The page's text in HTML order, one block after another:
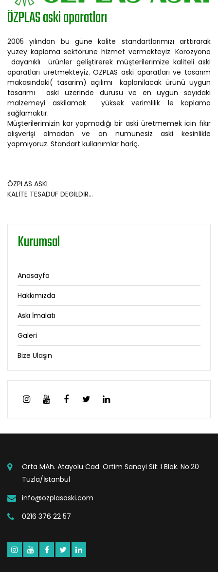
ÖZPLAS aski aparatları
2005 yılından bu güne kalite standartlarımızı arttırarak
yüzey kaplama sektörüne hizmet vermekteyiz. Korozyona
dayanıklı ürünler geliştirerek müşterilerimize kaliteli aski
aparatları uretmekteyiz. ÖZPLAS aski aparatları ve tasarım
makasındaki( tasarim) açılımı kaplanilacak ürünü uygun
tasarımı aski üzerinde durusu ve en uygun sayıdaki
malzemeyi askilamak yüksek verimlilik le kaplama
sağlamaktır.
Müşterilerimizin kar yapmadığı bir aski üretmemek icin fıkır
alışverişi olmadan ve ön numunesiz aski kesinlikle
yapmıyoruz. Standart kullanımlar hariç.
ÖZPLAS ASKI
KALİTE TESADÜF DEGİLDİR...
Kurumsal
Anasayfa
Hakkımızda
Askı İmalatı
Galeri
Bize Ulaşın
Orta MAh. Atayolu Cad. Ortim Sanayi Sit. I Blok. No:20
Tuzla/İstanbul
info@ozplasaski.com
0216 376 22 57